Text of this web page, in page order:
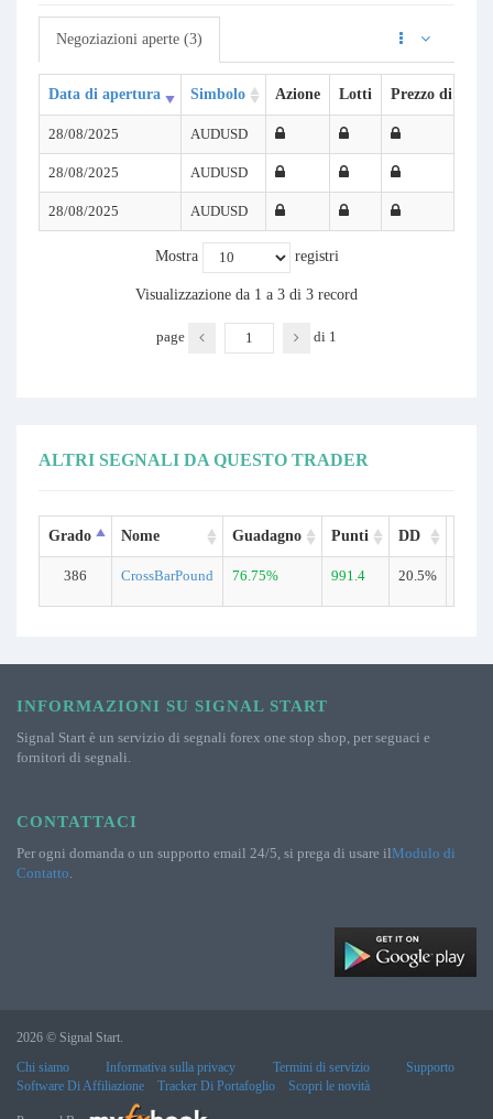
Negoziazioni aperte (3)
Data di apertura Simbolo Azione Lotti Prezzo di
28/08/2025 AUDUSD
28/08/2025 AUDUSD
28/08/2025 AUDUSD
Mostra registri
Visualizzazione da 1 a 3 di 3 record
page di 1
ALTRI SEGNALI DA QUESTO TRADER
Grado Nome Guadagno Punti DD
386 CrossBarPound 76.75% 991.4 20.5%
INFORMAZIONI SU SIGNAL START
Signal Start è un servizio di segnali forex one stop shop, per seguaci e
fornitori di segnali.
CONTATTACI
Per ogni domanda o un supporto email 24/5, si prega di usare ilModulo di
Contatto.
2026 © Signal Start.
Chi siamo
Informativa sulla privacy Termini di servizio
Supporto
Software Di Affiliazione
Tracker Di Portafoglio Scopri le novità